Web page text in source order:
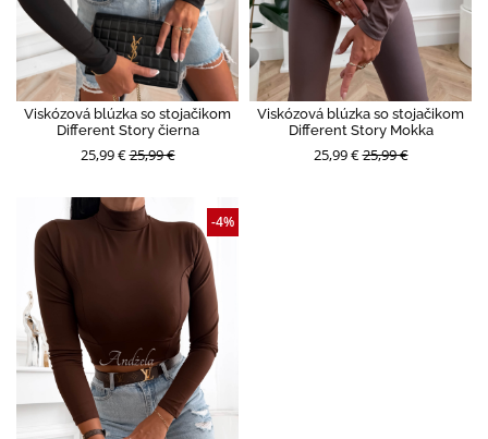
Viskózová blúzka so stojačikom
Different Story čierna
25,99 €25,99 €
Viskózová blúzka so stojačikom
Different Story Mokka
25,99 €25,99 €
-4%